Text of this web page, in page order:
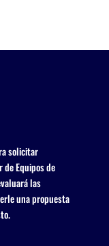
solicitar
Equipos de
las
una propuesta